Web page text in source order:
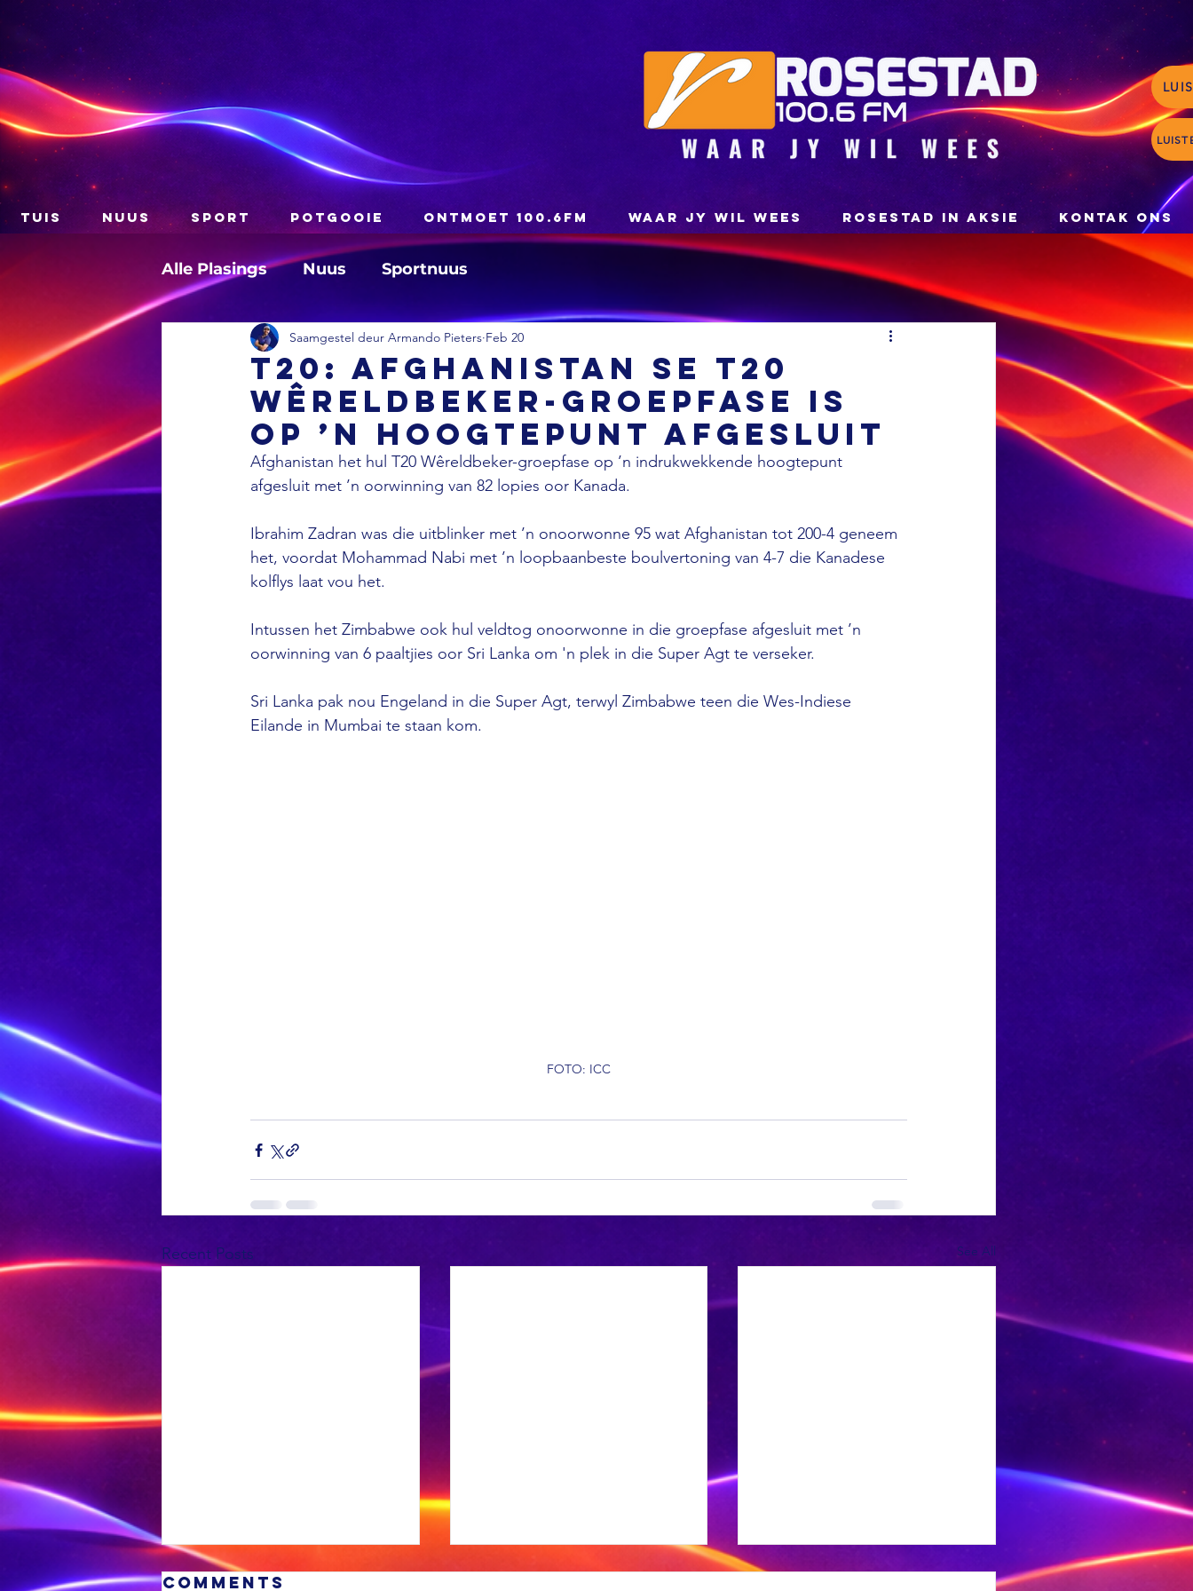
TUIS NUUS SPORT POTGOOIE ONTMOET 100.6FM WAAR JY WIL WEES ROSESTAD IN AKSIE KONTAK ONS
Alle Plasings Nuus Sportnuus
T20: Afghanistan se T20
Wêreldbeker-groepfase is
op ’n hoogtepunt afgesluit
Saamgestel deur Armando Pieters Feb 20
Afghanistan het hul T20 Wêreldbeker-groepfase op ’n indrukwekkende hoogtepunt
afgesluit met ’n oorwinning van 82 lopies oor Kanada.
Ibrahim Zadran was die uitblinker met ’n onoorwonne 95 wat Afghanistan tot 200-4 geneem
het, voordat Mohammad Nabi met ’n loopbaanbeste boulvertoning van 4-7 die Kanadese
kolflys laat vou het.
Intussen het Zimbabwe ook hul veldtog onoorwonne in die groepfase afgesluit met ’n
oorwinning van 6 paaltjies oor Sri Lanka om 'n plek in die Super Agt te verseker.
Sri Lanka pak nou Engeland in die Super Agt, terwyl Zimbabwe teen die Wes-Indiese
Eilande in Mumbai te staan kom.
FOTO: ICC
Recent Posts See All
Comments